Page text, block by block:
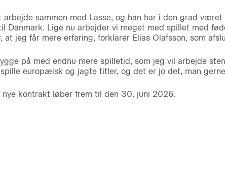
arbejde sammen med Lasse, og han har i den grad
Danmark. Lige nu arbejder vi meget med spillet med
at jeg får mere erfaring, forklarer Elias Olafsson, som
på med endnu mere spilletid, som jeg vil arbejde
europæisk og jagte titler, og det er jo det, man
nye kontrakt løber frem til den 30. juni 2026.